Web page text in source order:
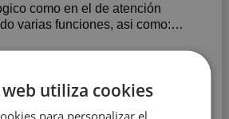
como en el de atención
varias funciones, asi como:
individuales ...
con el tutor
web utiliza cookies
para personalizar el